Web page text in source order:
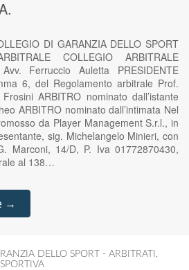
DI GARANZIA DELLO SPORT
COLLEGIO ARBITRALE
Ferruccio Auletta PRESIDENTE
6, del Regolamento arbitrale Prof.
ARBITRO nominato dall’istante
ARBITRO nominato dall’intimata Nel
da Player Management S.r.l., in
sig. Michelangelo Minieri, con
Marconi, 14/D, P. Iva 01772870430,
al 138…
→
DELLO SPORT - ARBITRATI ,